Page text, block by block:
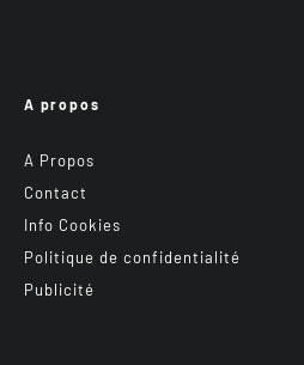
A propos
A Propos
Contact
Info Cookies
Politique de confidentialité
Publicité